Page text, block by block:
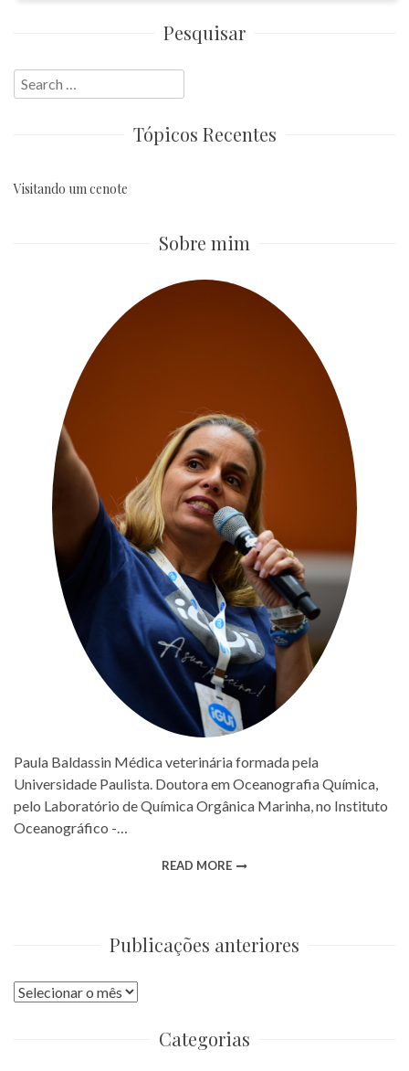
Pesquisar
Search
for:
Tópicos Recentes
Visitando um cenote
Sobre mim
Paula Baldassin Médica veterinária formada pela
Universidade Paulista. Doutora em Oceanografia Química,
pelo Laboratório de Química Orgânica Marinha, no Instituto
Oceanográfico -…
READ MORE
Publicações anteriores
Publicações
Categorias